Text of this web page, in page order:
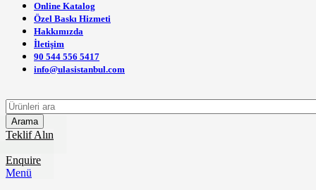
Online Katalog
Özel Baskı Hizmeti
Hakkımızda
İletişim
90 544 556 5417
info@ulasistanbul.com
Arama
Teklif Alın
Enquire
Menü